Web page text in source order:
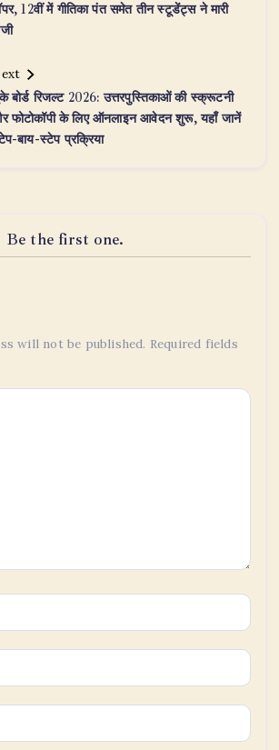
12वीं में गीतिका पंत समेत तीन स्टूडेंट्स ने मारी
बोर्ड रिजल्ट 2026: उत्तरपुस्तिकाओं की स्क्रूटनी
फोटोकॉपी के लिए ऑनलाइन आवेदन शुरू, यहाँ जानें
बाय-स्टेप प्रक्रिया
Be the first one.
will not be published. Required fields